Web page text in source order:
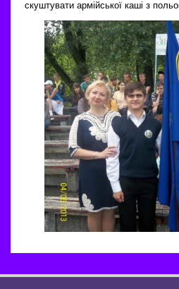
скуштувати армійської каші з